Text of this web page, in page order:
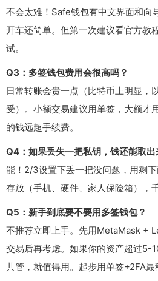
不会太难！Safe钱包有中文界面和向
开车还简单。但第一次建议看官方教
试。
Q3：多签钱包费用会很高吗？
日常转账会贵一点（比特币上明显，
受）。小额交易建议用单签，大额才
的钱远超手续费。
Q4：如果丢失一把私钥，钱还能取出
能！2/3设置下丢一把没问题，用剩
存放（手机、硬件、家人保险箱），
Q5：新手到底要不要用多签钱包？
不推荐立即上手。先用MetaMask +
交易后再考虑。如果你的资产超过5-
共管，就值得用。起步用单签+2FA最